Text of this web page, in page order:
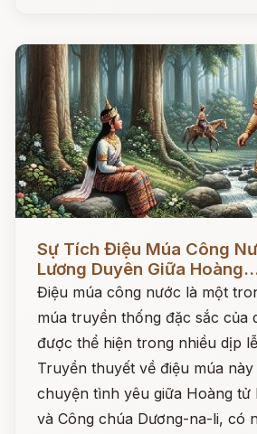
Sự Tích Điệu Múa Công
Lương Duyên Giữa
Điệu múa công nước là một
múa truyền thống đặc sắc của
được thể hiện trong nhiều dịp
Truyền thuyết về điệu múa
chuyện tình yêu giữa Hoàng
và Công chúa Dương-na-li, có